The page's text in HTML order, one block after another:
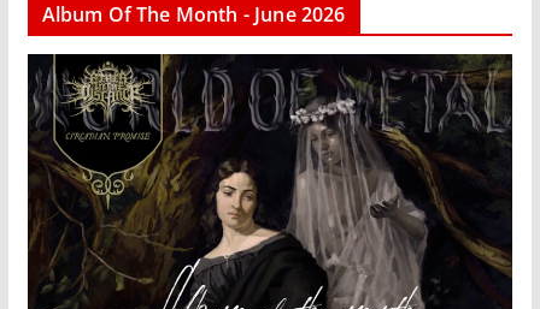
Album Of The Month - June 2026